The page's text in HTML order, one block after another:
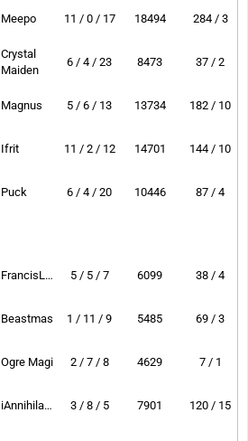
Meepo 11 / 0 / 17 18494 284 / 3
Crystal
Maiden
6 / 4 / 23 8473 37 / 2
Magnus 5 / 6 / 13 13734 182 / 10
Ifrit 11 / 2 / 12 14701 144 / 10
Puck 6 / 4 / 20 10446 87 / 4
FrancisLee 5 / 5 / 7 6099 38 / 4
Beastmaster 1 / 11 / 9 5485 69 / 3
Ogre Magi 2 / 7 / 8 4629 7 / 1
iAnnihilate 3 / 8 / 5 7901 120 / 15